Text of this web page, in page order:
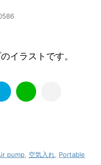
イラストです。
pump 空気入れ Portable